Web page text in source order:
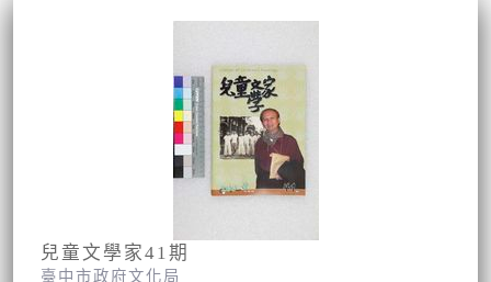
兒童文學家41期
臺中市政府文化局